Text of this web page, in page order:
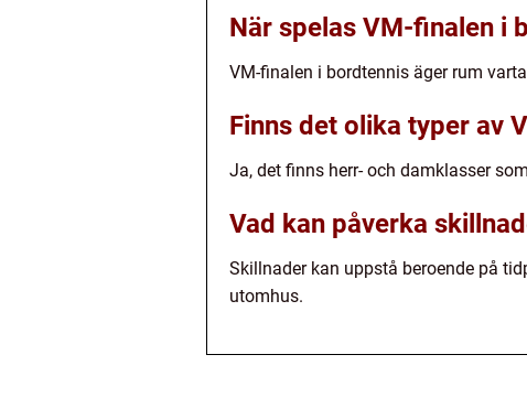
När spelas VM-finalen i
VM-finalen i bordtennis äger rum
Finns det olika typer av
Ja, det finns herr- och damklasser
Vad kan påverka
Skillnader kan uppstå beroende på
utomhus.